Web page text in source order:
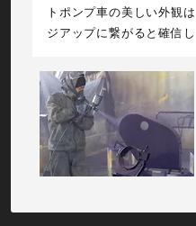
トポンプ車の美しい外観
ジアップに繋がると確信し